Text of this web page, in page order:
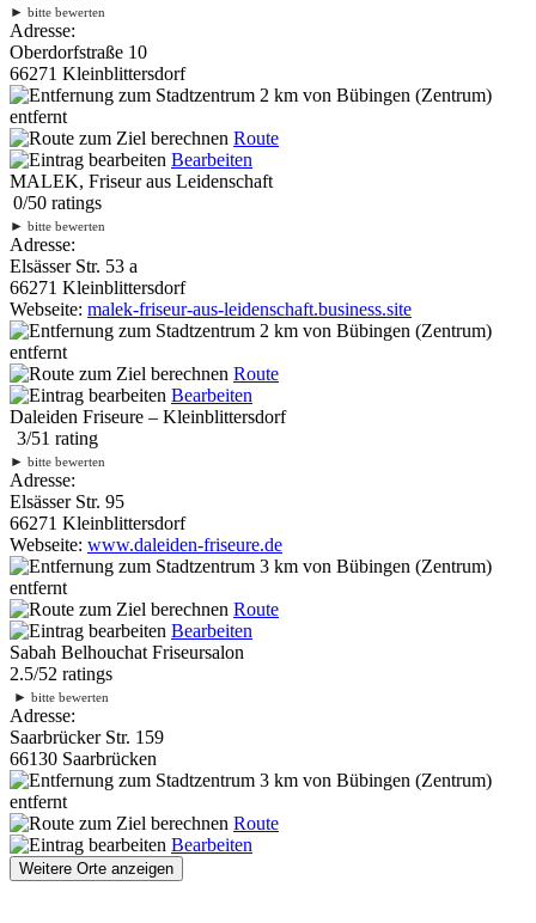
► bitte bewerten
Adresse:
Oberdorfstraße 10
66271 Kleinblittersdorf
2 km von Bübingen (Zentrum)
entfernt
Route
Bearbeiten
MALEK, Friseur aus Leidenschaft
0/50 ratings
► bitte bewerten
Adresse:
Elsässer Str. 53 a
66271 Kleinblittersdorf
Webseite: malek-friseur-aus-leidenschaft.business.site
2 km von Bübingen (Zentrum)
entfernt
Route
Bearbeiten
Daleiden Friseure – Kleinblittersdorf
3/51 rating
► bitte bewerten
Adresse:
Elsässer Str. 95
66271 Kleinblittersdorf
Webseite: www.daleiden-friseure.de
3 km von Bübingen (Zentrum)
entfernt
Route
Bearbeiten
Sabah Belhouchat Friseursalon
2.5/52 ratings
► bitte bewerten
Adresse:
Saarbrücker Str. 159
66130 Saarbrücken
3 km von Bübingen (Zentrum)
entfernt
Route
Bearbeiten
Weitere Orte anzeigen